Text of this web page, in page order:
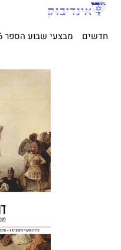
חדשים מבצעי שבוע הספר 2026